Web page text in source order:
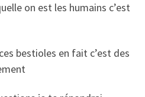
on est les humains c’est
bestioles en fait c’est des